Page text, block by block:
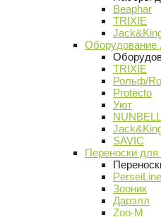
Beaphar
TRIXIE
Оборудование
TRIXIE
Рольф/
Protecto
Уют
NUNBELL
SAVIC
Переноски
PerseiLine
Зооник
Дарэлл
Zoo-M